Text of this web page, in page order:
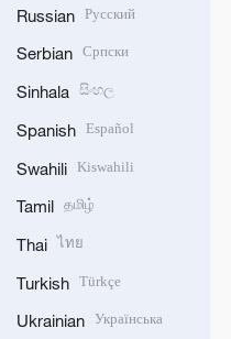
Russian Русский
Serbian Српски
Sinhala සිංහල
Spanish Español
Swahili Kiswahili
Tamil தமிழ்
Thai ไทย
Turkish Türkçe
Ukrainian Українська